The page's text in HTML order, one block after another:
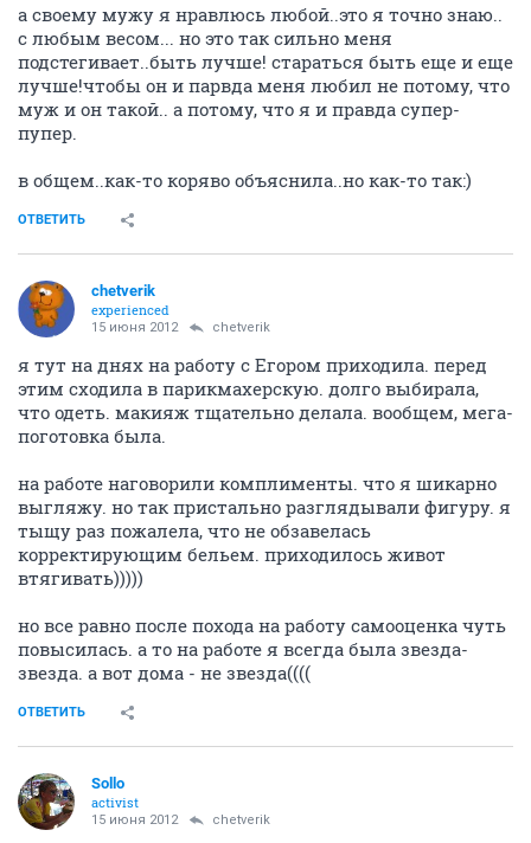
а своему мужу я нравлюсь любой..это я точно знаю..
с любым весом... но это так сильно меня
подстегивает..быть лучше! стараться быть еще и еще
лучше!чтобы он и парвда меня любил не потому, что
муж и он такой.. а потому, что я и правда супер-
пупер.
в общем..как-то коряво объяснила..но как-то так:)
ОТВЕТИТЬ
chetverik
experienced
15 июня 2012 chetverik
я тут на днях на работу с Егором приходила. перед
этим сходила в парикмахерскую. долго выбирала,
что одеть. макияж тщательно делала. вообщем, мега-
поготовка была.
на работе наговорили комплименты. что я шикарно
выгляжу. но так пристально разглядывали фигуру. я
тыщу раз пожалела, что не обзавелась
корректирующим бельем. приходилось живот
втягивать)))))
но все равно после похода на работу самооценка чуть
повысилась. а то на работе я всегда была звезда-
звезда. а вот дома - не звезда((((
ОТВЕТИТЬ
Sollo
activist
15 июня 2012 chetverik